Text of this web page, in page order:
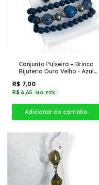
Conjunto Pulseira + Brinco
Bijuteria Ouro Velho - Azul
R$ 7,00
R$ 6,65 NO PIX